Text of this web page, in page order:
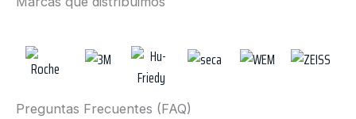
Preguntas Frecuentes (FAQ)